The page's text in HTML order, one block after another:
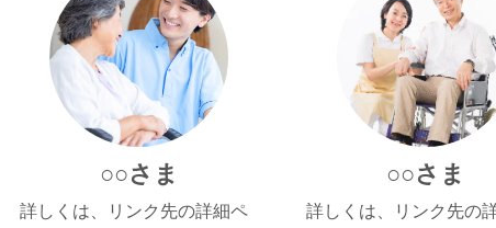
○○さま
詳しくは、リンク先の詳細ペ
○○さま
詳しくは、リンク先の